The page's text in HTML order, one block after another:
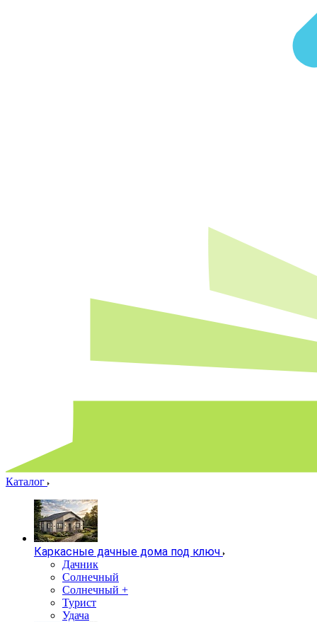
Каталог
Каркасные дачные дома под ключ
Дачник
Солнечный
Солнечный +
Турист
Удача